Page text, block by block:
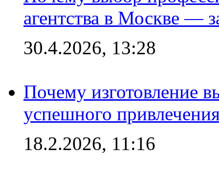
агентства в Москве —
30.4.2026, 13:28
Почему изготовление
успешного
18.2.2026, 11:16